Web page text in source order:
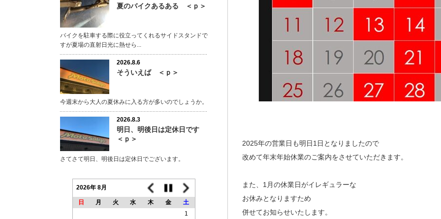
2025年の営業日も明日1日となりましたので
改めて年末年始休業のご案内をさせていただきます。
また、1月の休業日がイレギュラーな
お休みとなりますため
併せてお知らせいたします。
夏のバイクあるある ＜ｐ＞
バイクを駐車する際に役立ってくれるサイドスタンドで
すが夏場の直射日光に熱せら...
2026.8.6
そういえば ＜ｐ＞
今週末から大人の夏休みに入る方が多いのでしょうか。
2026.8.3
明日、明後日は定休日です
＜ｐ＞
さてさて明日、明後日は定休日でございます。
2026年 8月
日 月 火 水 木 金
土
1